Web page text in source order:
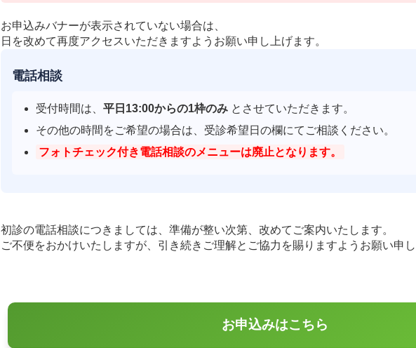
お申込みバナーが表示されていない場合は、
日を改めて再度アクセスいただきますようお願い申し上げます。
電話相談
受付時間は、 平日13:00からの1枠のみ とさせていただきます。
その他の時間をご希望の場合は、受診希望日の欄にてご相談ください。
フォトチェック付き電話相談のメニューは廃止となります。
初診の電話相談につきましては、準備が整い次第、改めてご案内いたします。
ご不便をおかけいたしますが、引き続きご理解とご協力を賜りますようお願い申し
お申込みはこちら